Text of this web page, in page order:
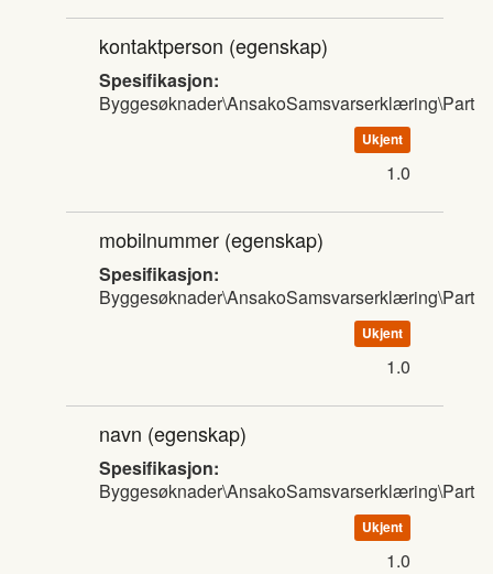
kontaktperson (egenskap)
Spesifikasjon:
Byggesøknader\AnsakoSamsvarserklæring\Part
Ukjent
1.0
mobilnummer (egenskap)
Spesifikasjon:
Byggesøknader\AnsakoSamsvarserklæring\Part
Ukjent
1.0
navn (egenskap)
Spesifikasjon:
Byggesøknader\AnsakoSamsvarserklæring\Part
Ukjent
1.0